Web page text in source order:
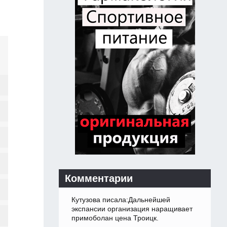
Комментарии
Кутузова писала:Дальнейшей
экспансии организация наращивает
примоболан цена Троицк.